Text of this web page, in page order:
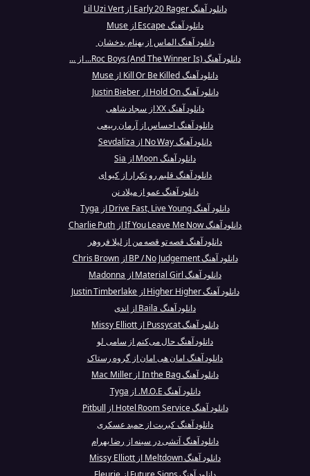
دانلود آهنگ Early 20 Rager از Lil Uzi Vert
دانلود آهنگ Escape از Muse
دانلود آهنگ الماس از بهنام بدخشان
دانلود آهنگ Roc Boys (And The Winner Is)... از ...
دانلود آهنگ Kill Or Be Killed از Muse
دانلود آهنگ Hold On از Justin Bieber
دانلود آهنگ XX از سجاد شاهی
دانلود آهنگ احساس از آرمان ربیعی
دانلود آهنگ No Way از Sevdaliza
دانلود آهنگ Moon از Sia
دانلود آهنگ قلبم رو تکرار از کیو ای
دانلود آهنگ عمو از میلاد نن
دانلود آهنگ Drive Fast, Live Young از Tyga
دانلود آهنگ If You Leave Me Now از Charlie Puth
دانلود آهنگ قصه تو قصه من از لیلا فروهر
دانلود آهنگ BP / No Judgement از Chris Brown
دانلود آهنگ Material Girl از Madonna
دانلود آهنگ Higher Higher از Justin Timberlake
دانلود آهنگ Baila از اندی
دانلود آهنگ Pussycat از Missy Elliott
دانلود آهنگ حال می‌کنم از سامی لو
دانلود آهنگ امان هی امان از گروه رستاک
دانلود آهنگ In the Bag از Mac Miller
دانلود آهنگ M.O.E. از Tyga
دانلود آهنگ Hotel Room Service از Pitbull
دانلود آهنگ کبریت از حمید عسکری
دانلود آهنگ آتشی در سینه از رضا بهرام
دانلود آهنگ Meltdown از Missy Elliott